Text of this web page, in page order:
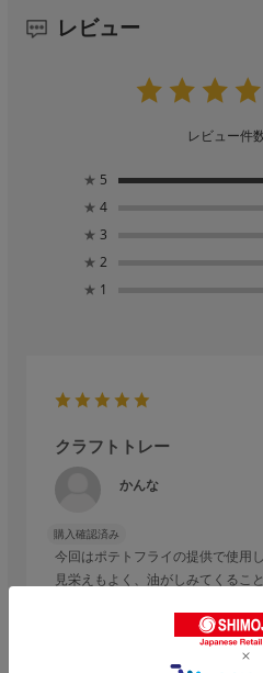
レビュー
レビュー件
★ 5
★ 4
★ 3
★ 2
★ 1
クラフトトレー
かんな
購入確認済み
今回はポテトフライの提供で使用し
見栄えもよく、油がしみてくること
大きさもちょうどよく、また注文